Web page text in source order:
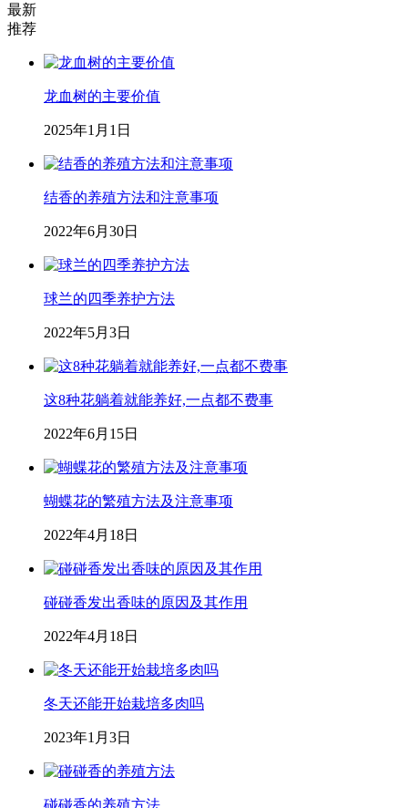
最新
推荐
龙血树的主要价值
2025年1月1日
结香的养殖方法和注意事项
2022年6月30日
球兰的四季养护方法
2022年5月3日
这8种花躺着就能养好,一点都不费事
2022年6月15日
蝴蝶花的繁殖方法及注意事项
2022年4月18日
碰碰香发出香味的原因及其作用
2022年4月18日
冬天还能开始栽培多肉吗
2023年1月3日
碰碰香的养殖方法